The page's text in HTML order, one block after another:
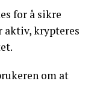
for å sikre
aktiv, krypteres
om at